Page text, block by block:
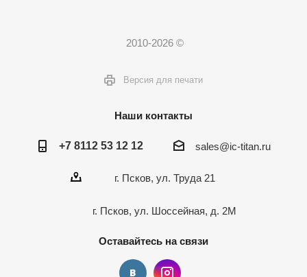
2010-2026 ©
Версия для печати
Наши контакты
+7 8112 53 12 12 sales@ic-titan.ru
г. Псков, ул. Труда 21
г. Псков, ул. Шоссейная, д. 2М
Оставайтесь на связи